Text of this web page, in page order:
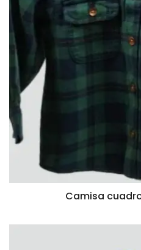
VISTA
Camisa